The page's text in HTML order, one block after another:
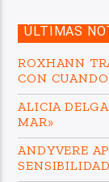
ÚLTIMAS
ROXHANN
CON
ALICIA
MAR»
ANDYVERE